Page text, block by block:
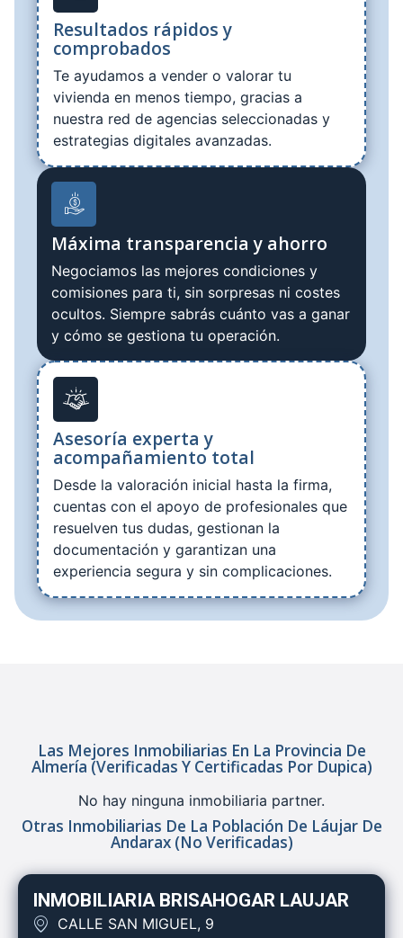
Resultados rápidos y
comprobados
Te ayudamos a vender o valorar tu
vivienda en menos tiempo, gracias a
nuestra red de agencias seleccionadas y
estrategias digitales avanzadas.
Máxima transparencia y ahorro
Negociamos las mejores condiciones y
comisiones para ti, sin sorpresas ni costes
ocultos. Siempre sabrás cuánto vas a ganar
y cómo se gestiona tu operación.
Asesoría experta y
acompañamiento total
Desde la valoración inicial hasta la firma,
cuentas con el apoyo de profesionales que
resuelven tus dudas, gestionan la
documentación y garantizan una
experiencia segura y sin complicaciones.
Las Mejores Inmobiliarias En La Provincia De
Almería (verificadas Y Certificadas Por Dupica)
No hay ninguna inmobiliaria partner.
Otras Inmobiliarias De La Población De Láujar De
Andarax (no Verificadas)
INMOBILIARIA BRISAHOGAR LAUJAR
CALLE SAN MIGUEL, 9